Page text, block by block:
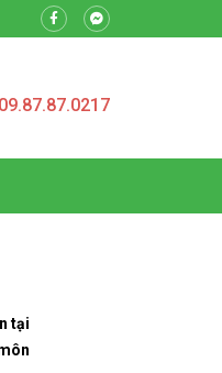
tại